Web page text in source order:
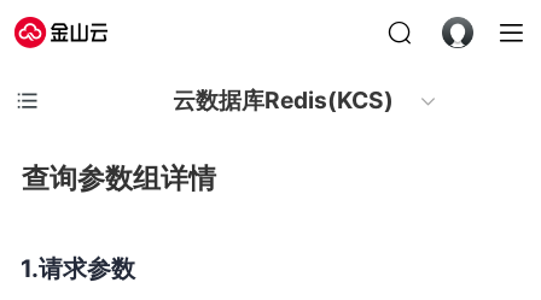
云数据库Redis(KCS)
查询参数组详情
请求参数